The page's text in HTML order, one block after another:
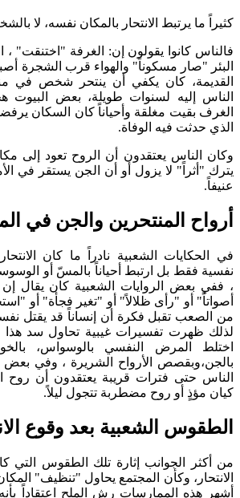
كثيراً ما يرتبط الانتحار بالمكان نفسه، لا
فالناس كانوا يقولون إن: الغرفة "اختنقت" ،
البئر "صار مسكوناً" والهواء قرب الشجرة
القديمة، كان يكفي أن ينتحر شخص في
الناس إليه لسنوات طويلة، بعض البيوت
الغرف بقيت مغلقة وأحياناً كان السكان
الذي حدثت فيه الوفاة.
وكان الناس يعتقدون أن الروح تعود إلى
يترك "أثراً" لا يزول أو أن الجن يستقر في
عنيفاً.
أرواح المنتحرين والجن في
في الحكايات الشعبية نادراً ما كان
نفسية فقط بل ارتبط أحياناً بالمسّ أو
، ففي بعض الروايات الشعبية كان يقال
أصواتاً" أو "رأى ظلالاً" أو "تغير فجأة" أو
من الصعب تقبل فكرة أن إنساناً قد يقتل
لذلك ظهرت تفسيرات غيبية تحاول سد هذا
اختلط المرض النفسي بالوسواس،
بالجن،وبقصص الأرواح الشريرة ، وفي بعض
الناس حتى فترات قريبة يعتقدون أن روح
كيان مؤذٍ أو روح مضطربة تتجول ليلاً.
الطقوس الشعبية بعد وقوع
من أكثر الجوانب إثارة تلك الطقوس التي
الانتحار، وكأن المجتمع يحاول "تنظيف"
أشهر هذه الممارسات رش الملح اعتقاداً